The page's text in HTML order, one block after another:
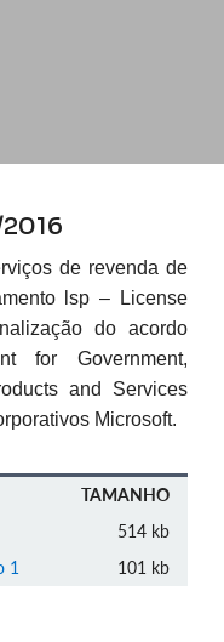
de revenda de
lsp – License
do acordo
for Government,
and Services
Microsoft.
TAMANHO
514 kb
1 101 kb